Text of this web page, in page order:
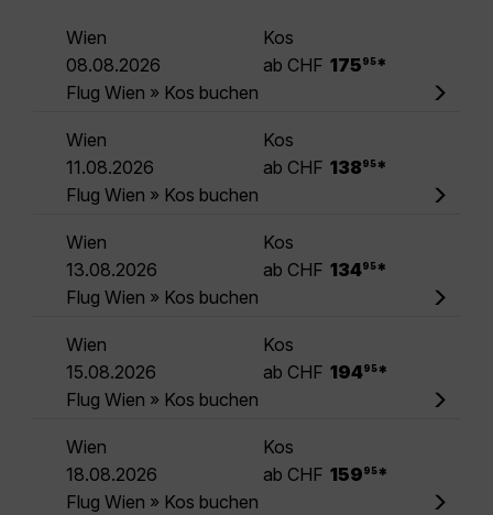
Wien
Kos
08.08.2026
ab CHF 175 95 *
Flug Wien » Kos buchen
Wien
Kos
11.08.2026
ab CHF 138 95 *
Flug Wien » Kos buchen
Wien
Kos
13.08.2026
ab CHF 13495 *
Flug Wien » Kos buchen
Wien
Kos
15.08.2026
ab CHF 19495 *
Flug Wien » Kos buchen
Wien
Kos
18.08.2026
ab CHF 159 95 *
Flug Wien » Kos buchen